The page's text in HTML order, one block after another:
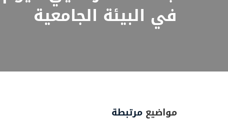
في البيئة الجامعية
مواضيع مرتبطة